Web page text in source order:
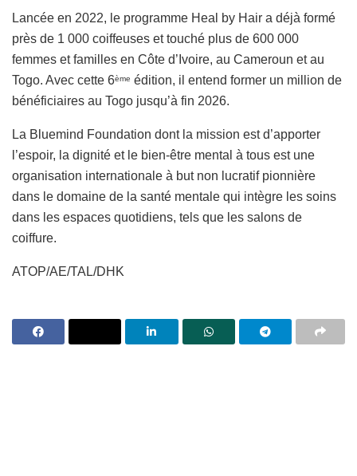
Lancée en 2022, le programme Heal by Hair a déjà formé
près de 1 000 coiffeuses et touché plus de 600 000
femmes et familles en Côte d’Ivoire, au Cameroun et au
Togo. Avec cette 6ème édition, il entend former un million de
bénéficiaires au Togo jusqu’à fin 2026.
La Bluemind Foundation dont la mission est d’apporter
l’espoir, la dignité et le bien-être mental à tous est une
organisation internationale à but non lucratif pionnière
dans le domaine de la santé mentale qui intègre les soins
dans les espaces quotidiens, tels que les salons de
coiffure.
ATOP/AE/TAL/DHK